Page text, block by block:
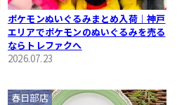
ポケモンぬいぐるみまとめ入荷｜神戸
エリアでポケモンのぬいぐるみを売る
ならトレファクへ
2026.07.23
春日部店